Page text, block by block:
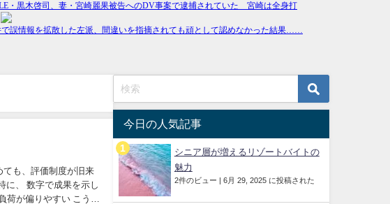
ても、評価制度が旧来
に、 数字で成果を示し
荷が偏りやすい こうし
今日の人気記事
シニア層が増えるリゾートバイトの
魅力
2件のビュー | 6月 29, 2025 に投稿された